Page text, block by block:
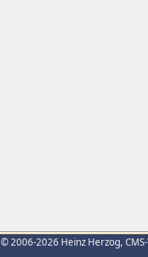
© 2006-2026 Heinz Herzog,